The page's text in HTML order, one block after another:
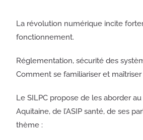
La révolution numérique incite
fonctionnement.
Réglementation, sécurité des
Comment se familiariser et
Le SILPC propose de les aborder
Aquitaine, de l’ASIP santé, de ses
thème :